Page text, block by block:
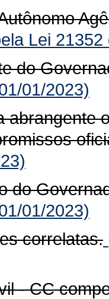
Lei
do
01/2023)
abrangente
do
01/2023)
correlatas.
- CC